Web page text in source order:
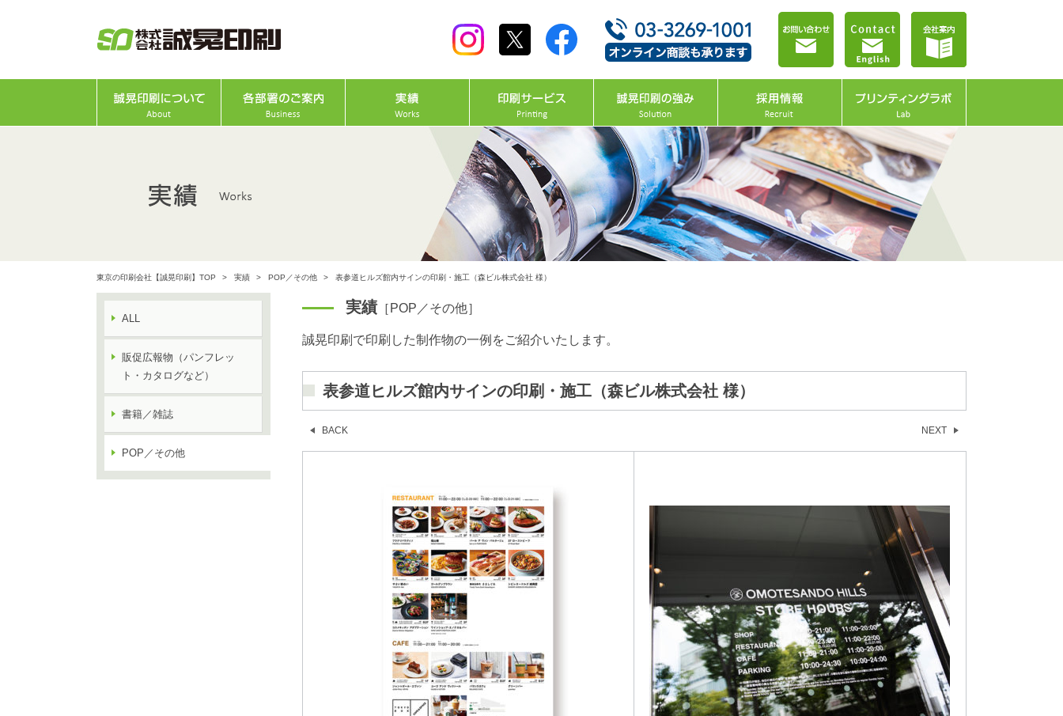
東京の印刷会社【誠晃印刷】TOP 実績 POP／その他 表参道ヒルズ館内サインの印刷・施工（森ビル株式会社 様）
ALL
販促広報物（パンフレッ
ト・カタログなど）
書籍／雑誌
POP／その他
実績［POP／その他］
誠晃印刷で印刷した制作物の一例をご紹介いたします。
表参道ヒルズ館内サインの印刷・施工（森ビル株式会社 様）
BACK NEXT